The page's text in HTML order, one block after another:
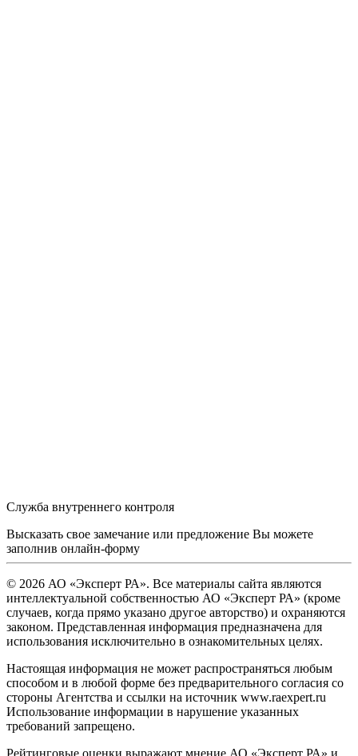
Служба внутреннего контроля
Высказать свое замечание или предложение Вы можете
заполнив онлайн-форму
© 2026 АО «Эксперт РА». Все материалы сайта являются
интеллектуальной собственностью АО «Эксперт РА» (кроме
случаев, когда прямо указано другое авторство) и охраняются
законом. Представленная информация предназначена для
использования исключительно в ознакомительных целях.
Настоящая информация не может распространяться любым
способом и в любой форме без предварительного согласия со
стороны Агентства и ссылки на источник www.raexpert.ru
Использование информации в нарушение указанных
требований запрещено.
Рейтинговые оценки выражают мнение АО «Эксперт РА» и